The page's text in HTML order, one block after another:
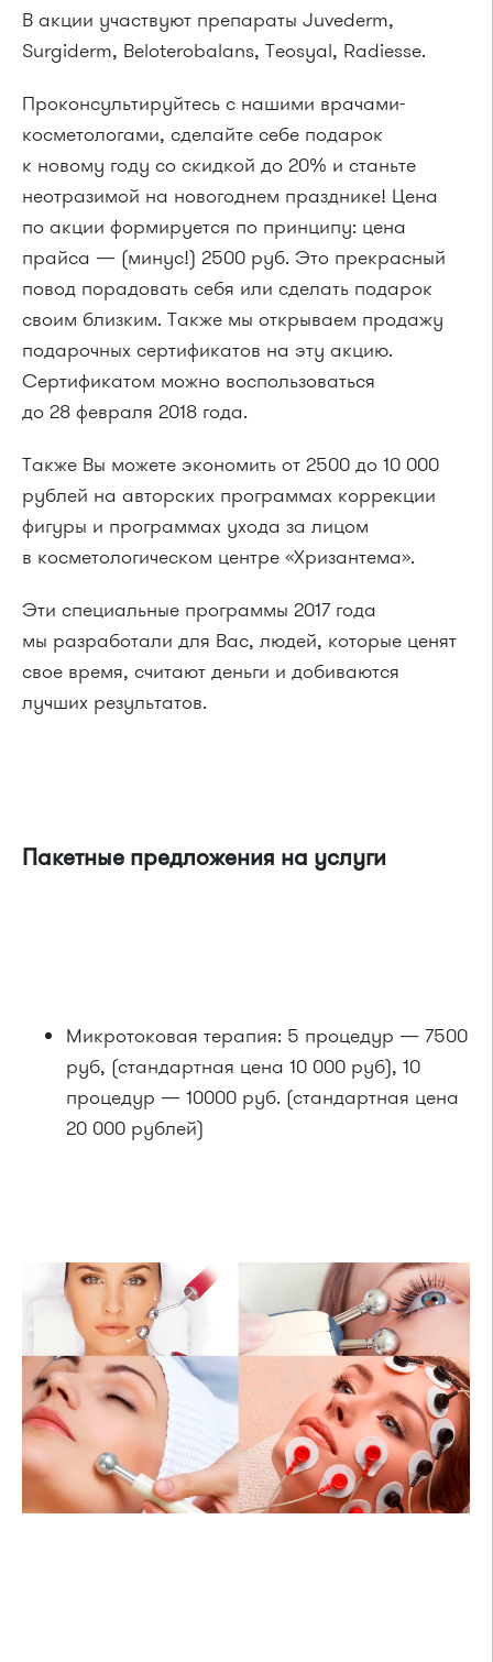
В акции участвуют препараты Juvederm,
Surgiderm, Beloterobalans, Teosyal, Radiesse.
Проконсультируйтесь с нашими врачами-
косметологами, сделайте себе подарок
к новому году со скидкой до 20% и станьте
неотразимой на новогоднем празднике! Цена
по акции формируется по принципу: цена
прайса — (минус!) 2500 руб. Это прекрасный
повод порадовать себя или сделать подарок
своим близким. Также мы открываем продажу
подарочных сертификатов на эту акцию.
Сертификатом можно воспользоваться
до 28 февраля 2018 года.
Также Вы можете экономить от 2500 до 10 000
рублей на авторских программах коррекции
фигуры и программах ухода за лицом
в косметологическом центре «Хризантема».
Эти специальные программы 2017 года
мы разработали для Вас, людей, которые ценят
свое время, считают деньги и добиваются
лучших результатов.
Пакетные предложения на услуги
Микротоковая терапия: 5 процедур — 7500
руб, (стандартная цена 10 000 руб), 10
процедур — 10000 руб. (стандартная цена
20 000 рублей)